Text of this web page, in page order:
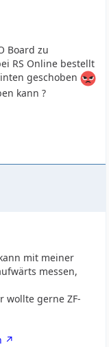
Board zu
RS Online bestellt
geschoben
kann ?
mit meiner
messen,
wollte gerne ZF-